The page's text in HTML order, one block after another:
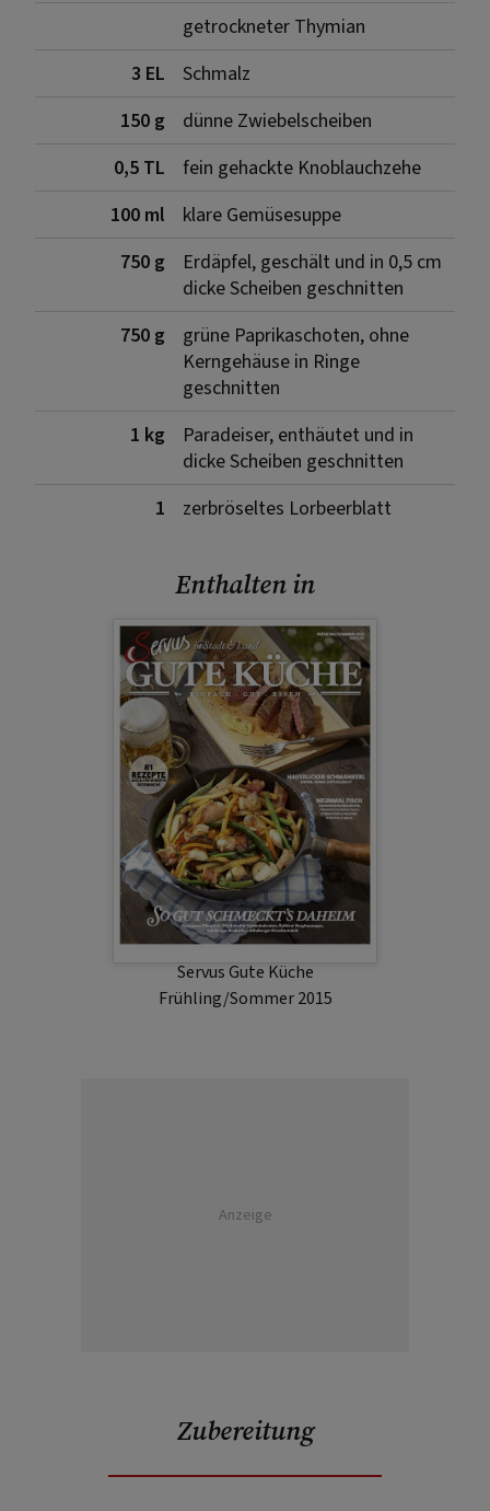
getrockneter Thymian
3 EL
Schmalz
150 g
dünne Zwiebelscheiben
0,5 TL
fein gehackte Knoblauchzehe
100 ml
klare Gemüsesuppe
750 g
Erdäpfel, geschält und in 0,5 cm
dicke Scheiben geschnitten
750 g
grüne Paprikaschoten, ohne
Kerngehäuse in Ringe
geschnitten
1 kg
Paradeiser, enthäutet und in
dicke Scheiben geschnitten
1
zerbröseltes Lorbeerblatt
Enthalten in
Servus Gute Küche
Frühling/Sommer 2015
Anzeige
Zubereitung